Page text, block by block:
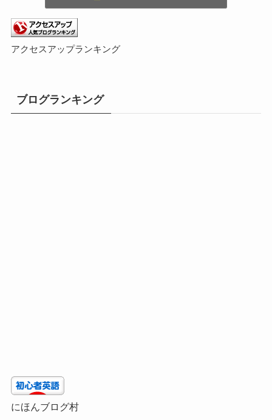
アクセスアップランキング
ブログランキング
にほんブログ村